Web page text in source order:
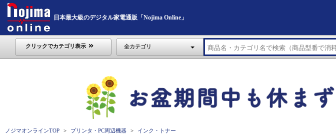
日本最大級のデジタル家電通販「Nojima Online」
クリックでカテゴリ表示 全カテゴリ
ノジマオンラインTOP プリンタ・PC周辺機器 インク・トナー